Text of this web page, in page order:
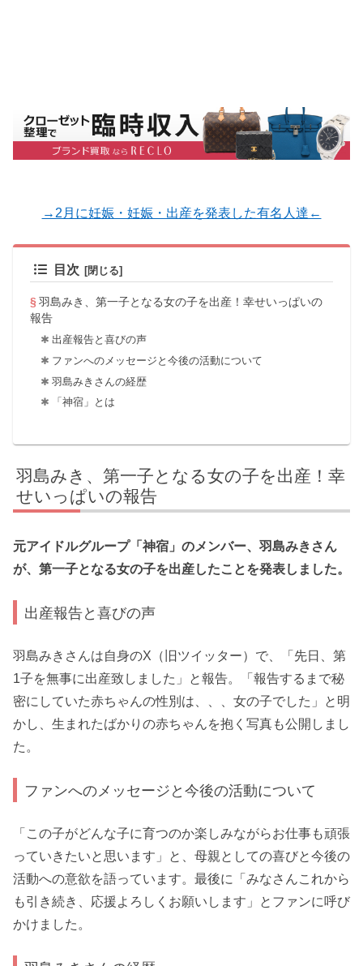
→2月に妊娠・妊娠・出産を発表した有名人達←
目次
羽島みき、第一子となる女の子を出産！幸せいっぱいの
報告
出産報告と喜びの声
ファンへのメッセージと今後の活動について
羽島みきさんの経歴
「神宿」とは
羽島みき、第一子となる女の子を出産！幸
せいっぱいの報告
元アイドルグループ「神宿」のメンバー、羽島みきさん
が、第一子となる女の子を出産したことを発表しました。
出産報告と喜びの声
羽島みきさんは自身のX（旧ツイッター）で、「先日、第
1子を無事に出産致しました」と報告。「報告するまで秘
密にしていた赤ちゃんの性別は、、、女の子でした」と明
かし、生まれたばかりの赤ちゃんを抱く写真も公開しまし
た。
ファンへのメッセージと今後の活動について
「この子がどんな子に育つのか楽しみながらお仕事も頑張
っていきたいと思います」と、母親としての喜びと今後の
活動への意欲を語っています。最後に「みなさんこれから
も引き続き、応援よろしくお願いします」とファンに呼び
かけました。